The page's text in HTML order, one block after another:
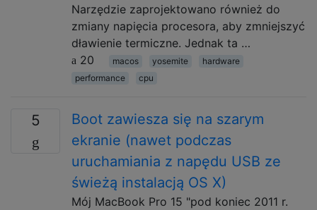
Narzędzie zaprojektowano również do
zmiany napięcia procesora, aby zmniejszyć
dławienie termiczne. Jednak ta …
20
macos yosemite
hardware
performance
cpu
5
Boot zawiesza się na szarym
ekranie (nawet podczas
uruchamiania z napędu USB ze
świeżą instalacją OS X)
Mój MacBook Pro 15 "pod koniec 2011 r.